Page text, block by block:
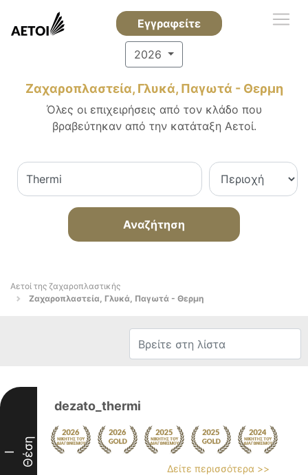
Εγγραφείτε
2026
Ζαχαροπλαστεία, Γλυκά, Παγωτά - Θερμη
Όλες οι επιχειρήσεις από τον κλάδο που
βραβεύτηκαν από την κατάταξη Αετοί.
Αναζήτηση
Αετοί της ζαχαροπλαστικής
Ζαχαροπλαστεία, Γλυκά, Παγωτά - Θερμη
I Θέση
dezato_thermi
Δείτε περισσότερα >>